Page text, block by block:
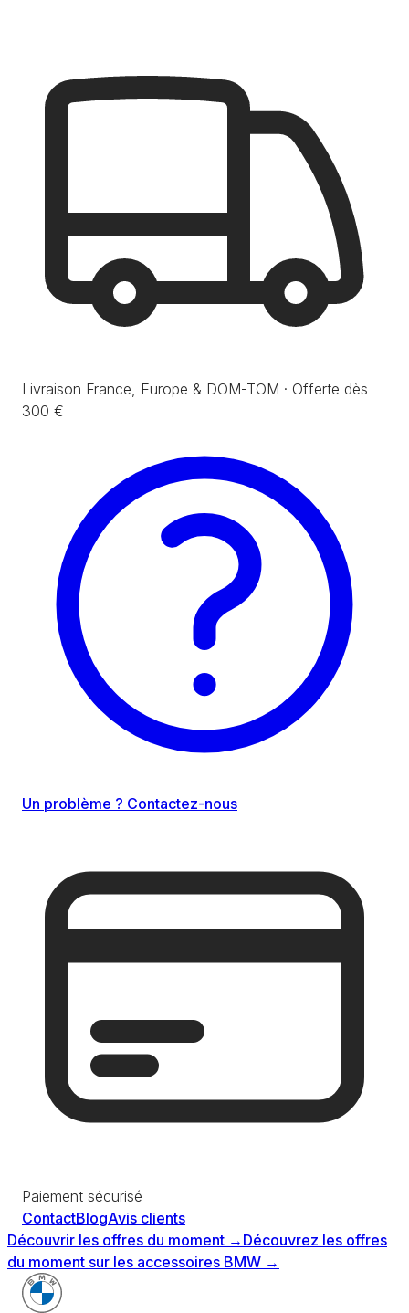
Livraison France, Europe & DOM-TOM · Offerte dès
300 €
Un problème ? Contactez-nous
Paiement sécurisé
ContactBlogAvis clients
Découvrir les offres du moment → Découvrez les offres
du moment sur les accessoires BMW →